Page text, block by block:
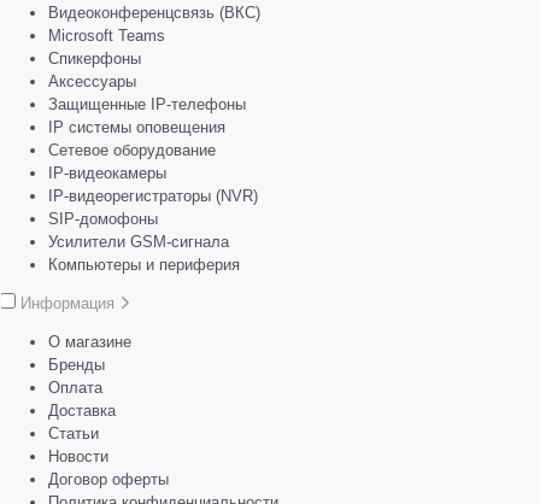
Видеоконференцсвязь (ВКС)
Microsoft Teams
Спикерфоны
Аксессуары
Защищенные IP-телефоны
IP системы оповещения
Сетевое оборудование
IP-видеокамеры
IP-видеорегистраторы (NVR)
SIP-домофоны
Усилители GSM-сигнала
Компьютеры и периферия
Информация
О магазине
Бренды
Оплата
Доставка
Статьи
Новости
Договор оферты